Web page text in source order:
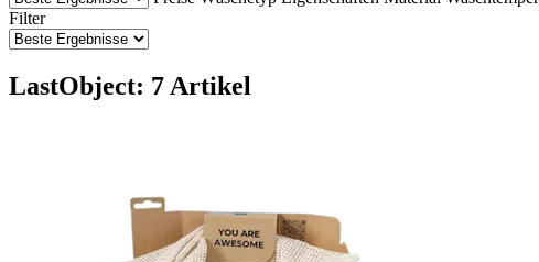
Filter
LastObject: 7 Artikel